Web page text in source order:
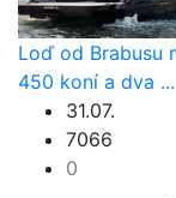
Loď od Brabusu
450 koní a dva ...
31.07.
7066
0